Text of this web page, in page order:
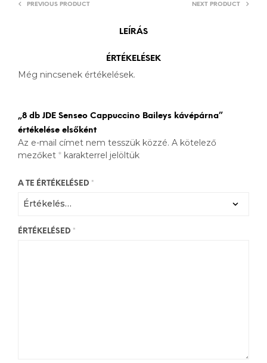
PREVIOUS PRODUCT NEXT PRODUCT
LEÍRÁS
ÉRTÉKELÉSEK
Még nincsenek értékelések.
„8 db JDE Senseo Cappuccino Baileys kávépárna”
értékelése elsőként
Az e-mail címet nem tesszük közzé. A kötelező
mezőket * karakterrel jelöltük
A TE ÉRTÉKELÉSED *
ÉRTÉKELÉSED *